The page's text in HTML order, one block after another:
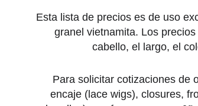
Esta lista de precios es de uso
granel vietnamita. Los
cabello, el largo, el
Para solicitar cotizaciones de
encaje (lace wigs), closures,